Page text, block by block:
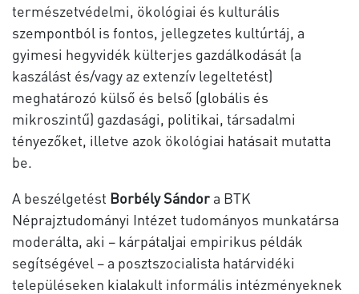
természetvédelmi, ökológiai és kulturális
szempontból is fontos, jellegzetes kultúrtáj, a
gyimesi hegyvidék külterjes gazdálkodását (a
kaszálást és/vagy az extenzív legeltetést)
meghatározó külső és belső (globális és
mikroszintű) gazdasági, politikai, társadalmi
tényezőket, illetve azok ökológiai hatásait mutatta
be.
A beszélgetést Borbély Sándora BTK
Néprajztudományi Intézet tudományos munkatársa
moderálta, aki – kárpátaljai empirikus példák
segítségével – a posztszocialista határvidéki
településeken kialakult informális intézményeknek